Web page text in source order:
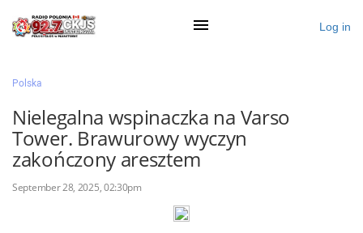
Ogłoś się
Zaloguj przez Clascal
Log in
Polska
Nielegalna wspinaczka na Varso
Tower. Brawurowy wyczyn
zakończony aresztem
September 28, 2025, 02:30pm